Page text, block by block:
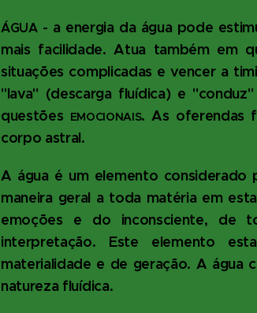
ÁGUA - a energia da água pode
mais facilidade. Atua também em
situações complicadas e vencer a
"lava" (descarga fluídica) e
questões EMOCIONAIS. As oferendas
corpo astral.
A água é um elemento
maneira geral a toda matéria em
emoções e do inconsciente, de
interpretação. Este elemento
materialidade e de geração. A água
natureza fluídica.